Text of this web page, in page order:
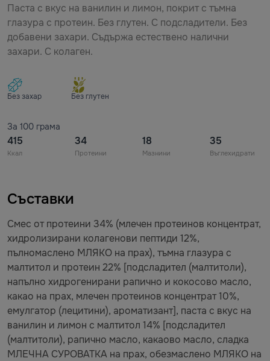
Паста с вкус на ванилин и лимон, покрит с тъмна
глазура с протеин. Без глутен. С подсладители. Без
добавени захари. Съдържа естествено налични
захари. С колаген.
Без захар Без глутен
За 100 грама
415
Ккал
34
Протеини
18
Мазнини
35
Въглехидрати
Съставки
Смес от протеини 34% (млечен протеинов концентрат,
хидролизирани колагенови пептиди 12%,
пълномаслено МЛЯКО на прах), тъмна глазура с
малтитол и протеин 22% [подсладител (малтитоли),
напълно хидрогенирани рапично и кокосово масло,
какао на прах, млечен протеинов концентрат 10%,
емулгатор (лецитини), ароматизант], паста с вкус на
ванилин и лимон с малтитол 14% [подсладител
(малтитоли), рапично масло, какаово масло, сладка
МЛЕЧНА СУРОВАТКА на прах, обезмаслено МЛЯКО на